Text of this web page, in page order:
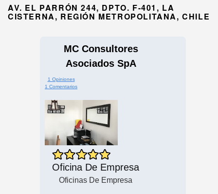
AV. EL PARRÓN 244, DPTO. F-401, LA
CISTERNA, REGIÓN METROPOLITANA, CHILE
MC Consultores
Asociados SpA
1 Opiniones
1 Comentarios
Oficina De Empresa
Oficinas De Empresa